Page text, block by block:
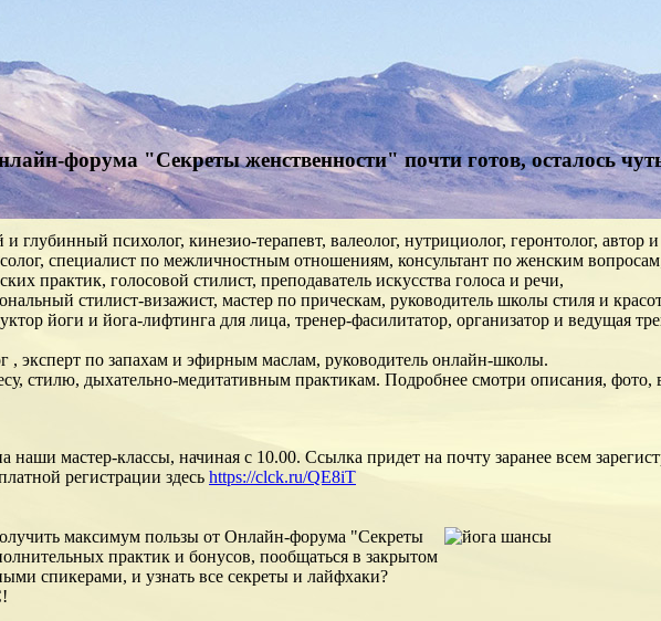
форума "Секреты женственности" почти готов, осталось
и глубинный психолог, кинезио-терапевт, валеолог, нутрициолог, геронтолог,
специалист по межличностным отношениям, консультант по женским
практик, голосовой стилист, преподаватель искусства голоса и речи,
стилист-визажист, мастер по прическам, руководитель школы стиля и
йоги и йога-лифтинга для лица, тренер-фасилитатор, организатор и ведущая
, эксперт по запахам и эфирным маслам, руководитель онлайн-школы.
стилю, дыхательно-медитативным практикам. Подробнее смотри описания,
наши мастер-классы, начиная с 10.00. Ссылка придет на почту заранее всем
регистрации здесь https://clck.ru/QE8iT
максимум пользы от Онлайн-форума "Секреты
практик и бонусов, пообщаться в закрытом
спикерами, и узнать все секреты и лайфхаки?